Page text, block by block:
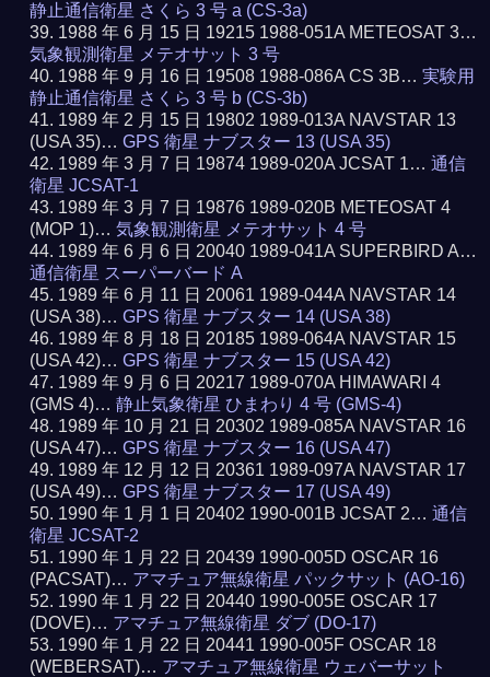
静止通信衛星 さくら 3 号 a (CS-3a)
1988 年 6 月 15 日 19215 1988-051A METEOSAT 3…
気象観測衛星 メテオサット 3 号
1988 年 9 月 16 日 19508 1988-086A CS 3B…実験用
静止通信衛星 さくら 3 号 b (CS-3b)
1989 年 2 月 15 日 19802 1989-013A NAVSTAR 13
(USA 35)…GPS 衛星 ナブスター 13 (USA 35)
1989 年 3 月 7 日 19874 1989-020A JCSAT 1…通信
衛星 JCSAT-1
1989 年 3 月 7 日 19876 1989-020B METEOSAT 4
(MOP 1)…気象観測衛星 メテオサット 4 号
1989 年 6 月 6 日 20040 1989-041A SUPERBIRD A…
通信衛星 スーパーバード A
1989 年 6 月 11 日 20061 1989-044A NAVSTAR 14
(USA 38)…GPS 衛星 ナブスター 14 (USA 38)
1989 年 8 月 18 日 20185 1989-064A NAVSTAR 15
(USA 42)…GPS 衛星 ナブスター 15 (USA 42)
1989 年 9 月 6 日 20217 1989-070A HIMAWARI 4
(GMS 4)…静止気象衛星 ひまわり 4 号 (GMS-4)
1989 年 10 月 21 日 20302 1989-085A NAVSTAR 16
(USA 47)…GPS 衛星 ナブスター 16 (USA 47)
1989 年 12 月 12 日 20361 1989-097A NAVSTAR 17
(USA 49)…GPS 衛星 ナブスター 17 (USA 49)
1990 年 1 月 1 日 20402 1990-001B JCSAT 2…通信
衛星 JCSAT-2
1990 年 1 月 22 日 20439 1990-005D OSCAR 16
(PACSAT)… アマチュア無線衛星 パックサット (AO-16)
1990 年 1 月 22 日 20440 1990-005E OSCAR 17
(DOVE)… アマチュア無線衛星 ダブ (DO-17)
1990 年 1 月 22 日 20441 1990-005F OSCAR 18
(WEBERSAT)… アマチュア無線衛星 ウェバーサット